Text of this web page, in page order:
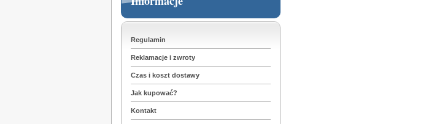
Regulamin
Reklamacje i zwroty
Czas i koszt dostawy
Jak kupować?
Kontakt